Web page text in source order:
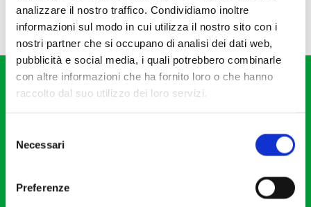
analizzare il nostro traffico. Condividiamo inoltre
informazioni sul modo in cui utilizza il nostro sito con i
nostri partner che si occupano di analisi dei dati web,
pubblicità e social media, i quali potrebbero combinarle
con altre informazioni che ha fornito loro o che hanno
raccolto dal suo utilizzo dei loro servizi.
delNecessari
Preferenze
20121 Milano